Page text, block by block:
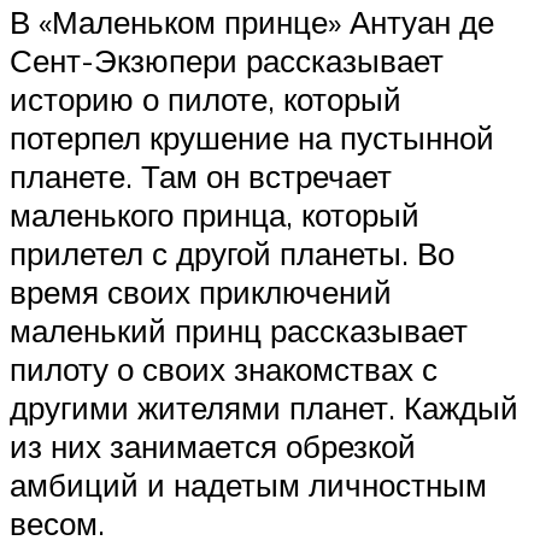
В «Маленьком принце» Антуан де
Сент-Экзюпери рассказывает
историю о пилоте, который
потерпел крушение на пустынной
планете. Там он встречает
маленького принца, который
прилетел с другой планеты. Во
время своих приключений
маленький принц рассказывает
пилоту о своих знакомствах с
другими жителями планет. Каждый
из них занимается обрезкой
амбиций и надетым личностным
весом.